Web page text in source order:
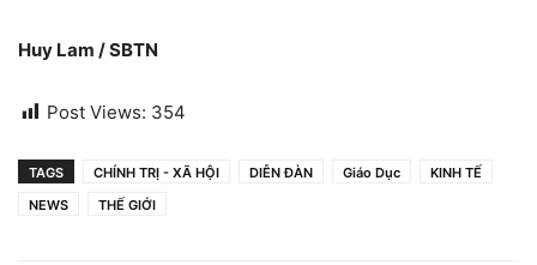
Huy Lam / SBTN
Post Views: 354
TAGS CHÍNH TRỊ - XÃ HỘI DIỄN ĐÀN Giáo Dục
KINH TẾ
NEWS
THẾ GIỚI